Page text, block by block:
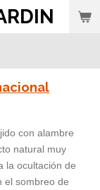
con alambre
natural muy
la ocultación de
el sombreo de